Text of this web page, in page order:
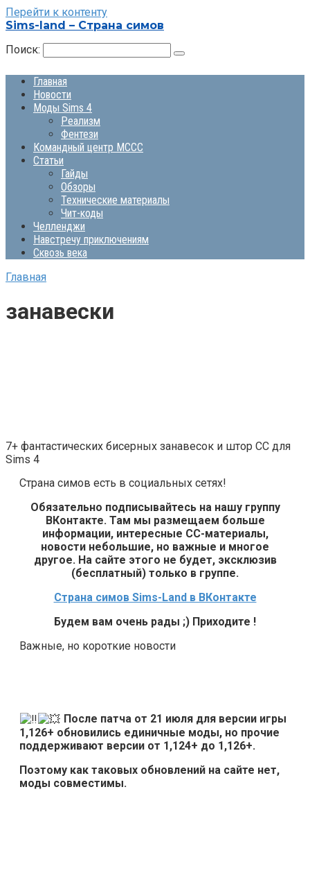
Перейти к контенту
Sims-land – Страна симов
Поиск:
Главная
Новости
Моды Sims 4
Реализм
Фентези
Командный центр MCCC
Статьи
Гайды
Обзоры
Технические материалы
Чит-коды
Челленджи
Навстречу приключениям
Сквозь века
Главная
занавески
7+ фантастических бисерных занавесок и штор CC для
Sims 4
Страна симов есть в социальных сетях!
Обязательно подписывайтесь на нашу группу
ВКонтакте. Там мы размещаем больше
информации, интересные СС-материалы,
новости небольшие, но важные и многое
другое. На сайте этого не будет, эксклюзив
(бесплатный) только в группе.
Страна симов Sims-Land в ВКонтакте
Будем вам очень рады ;) Приходите !
Важные, но короткие новости
После патча от 21 июля для версии игры
1,126+ обновились единичные моды, но прочие
поддерживают версии от 1,124+ до 1,126+.
Поэтому как таковых обновлений на сайте нет,
моды совместимы.